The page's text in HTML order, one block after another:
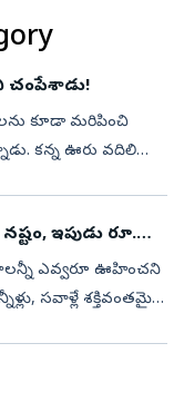
చంపేశాడు!
కూడా మరిపించి
వదిలి
ఇపుడు రూ.
ఎవ్వరూ ఊహించని
సవాళ్లే శక్తివంతమైన